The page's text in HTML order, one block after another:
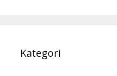
Kategori